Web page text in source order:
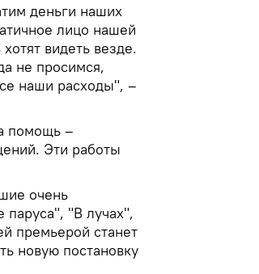
деньги наших
лицо нашей
видеть везде.
не просимся,
наши расходы", –
помощь –
Эти работы
очень
"В лучах",
премьерой станет
новую постановку